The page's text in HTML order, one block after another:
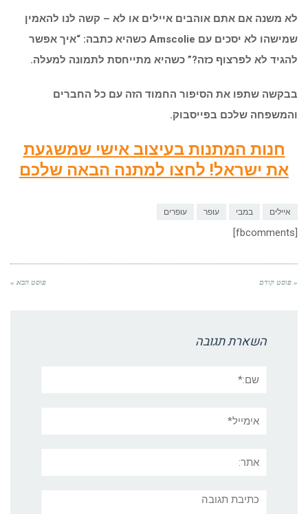
לא משנה אם אתם אוהבים איילים או לא – קשה לנו להאמין
שמישהו לא יסכים עם Amscolie כשהיא כתבה: “איך אפשר
להגיד לא לפרצוף כזה?” כשהיא מתייחסת לתמונה למעלה.
בבקשה שתפו את הסיפור החמוד הזה עם כל החברים
והמשפחה שלכם בפייסבוק.
חנות המתנות בעיצוב אישי שמשגעת
את ישראל! לחצו למתנה הבאה שלכם
איילים במבי עופר עופרים
[fbcomments]
« פוסט קודם פוסט הבא »
השארת תגובה
תגובה